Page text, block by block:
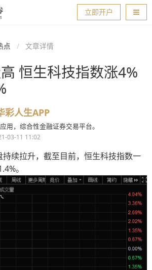
导航
立即开户
点 文章详情
恒生科技指数涨4%
彩人生APP
用，综合性金融证券交易平台。
03-11 11:02
续拉升，截至目前，恒生科技指数一
。